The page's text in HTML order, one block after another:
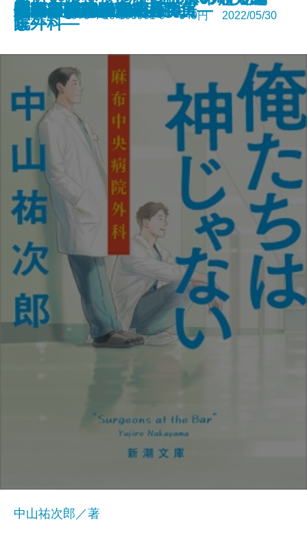
あの夏の正解
クジラアタマの王様
ツナグ 想い人の心得
Yuming Tribute Stories
伊豆の踊子
石原家の人びと
オペラ座の怪人
し―
集―
カゲロボ
新潮文庫 978-4-10-103961-9 649円 2022/05/30
院外科―
中山祐次郎／著
短歌と俳句の五十番勝負
手のひらの楽園
清明―隠蔽捜査8―
やまいだれの歌
正岡子規
あたしたち、海へ
成功は時間が10割
別れの季節―お鳥見女房―
焔